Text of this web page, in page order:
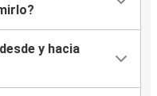
y hacia